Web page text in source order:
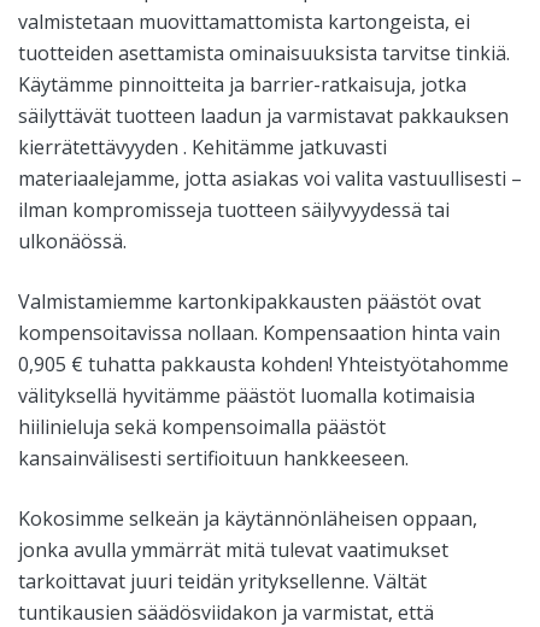
valmistetaan muovittamattomista kartongeista, ei
tuotteiden asettamista ominaisuuksista tarvitse tinkiä.
Käytämme pinnoitteita ja barrier-ratkaisuja, jotka
säilyttävät tuotteen laadun ja varmistavat pakkauksen
kierrätettävyyden . Kehitämme jatkuvasti
materiaalejamme, jotta asiakas voi valita vastuullisesti –
ilman kompromisseja tuotteen säilyvyydessä tai
ulkonäössä.
Valmistamiemme kartonkipakkausten päästöt ovat
kompensoitavissa nollaan. Kompensaation hinta vain
0,905 € tuhatta pakkausta kohden! Yhteistyötahomme
välityksellä hyvitämme päästöt luomalla kotimaisia
hiilinieluja sekä kompensoimalla päästöt
kansainvälisesti sertifioituun hankkeeseen.
Kokosimme selkeän ja käytännönläheisen oppaan,
jonka avulla ymmärrät mitä tulevat vaatimukset
tarkoittavat juuri teidän yrityksellenne. Vältät
tuntikausien säädösviidakon ja varmistat, että